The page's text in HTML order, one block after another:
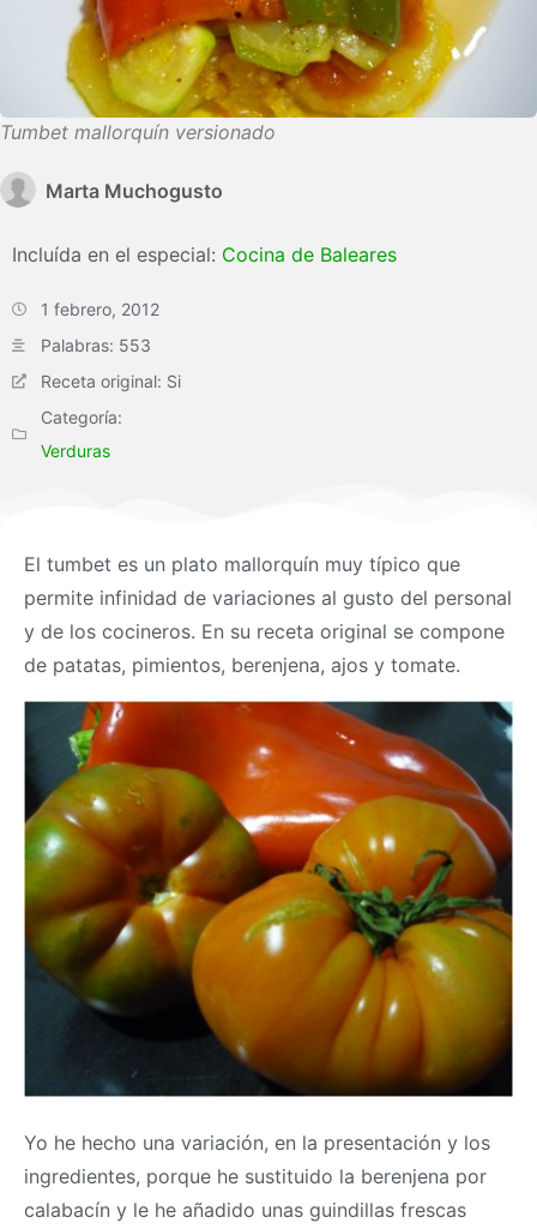
Tumbet mallorquín versionado
Marta Muchogusto
Incluída en el especial: Cocina de Baleares
1 febrero, 2012
Palabras: 553
Receta original: Si
Categoría:
Verduras
El tumbet es un plato mallorquín muy típico que
permite infinidad de variaciones al gusto del personal
y de los cocineros. En su receta original se compone
de patatas, pimientos, berenjena, ajos y tomate.
Yo he hecho una variación, en la presentación y los
ingredientes, porque he sustituido la berenjena por
calabacín y le he añadido unas guindillas frescas